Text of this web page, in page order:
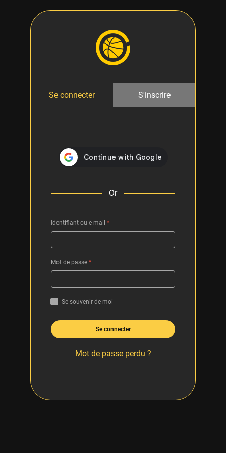
Se connecter S'inscrire
Or
Identifiant ou e-mail *
Mot de passe *
Se souvenir de moi
Se connecter
Mot de passe perdu ?